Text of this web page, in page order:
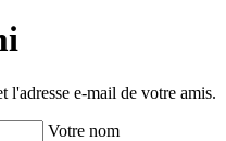
l'adresse e-mail de votre amis.
Votre nom